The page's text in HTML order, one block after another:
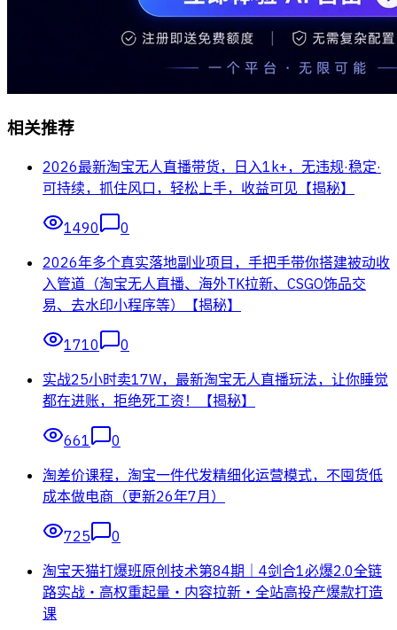
相关推荐
2026最新淘宝无人直播带货，日入1k+，无违规·稳定·
可持续，抓住风口，轻松上手，收益可见【揭秘】
1490
0
2026年多个真实落地副业项目，手把手带你搭建被动收
入管道（淘宝无人直播、海外TK拉新、CSGO饰品交
易、去水印小程序等）【揭秘】
1710
0
实战25小时卖17W，最新淘宝无人直播玩法，让你睡觉
都在进账，拒绝死工资！【揭秘】
661
0
淘差价课程，淘宝一件代发精细化运营模式，不囤货低
成本做电商（更新26年7月）
725
0
淘宝天猫打爆班原创技术第84期｜4剑合1必爆2.0全链
路实战・高权重起量・内容拉新・全站高投产爆款打造
课